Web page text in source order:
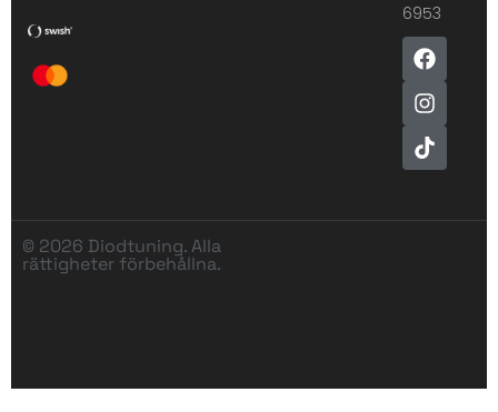
6953
© 2026 Diodtuning. Alla
rättigheter förbehållna.